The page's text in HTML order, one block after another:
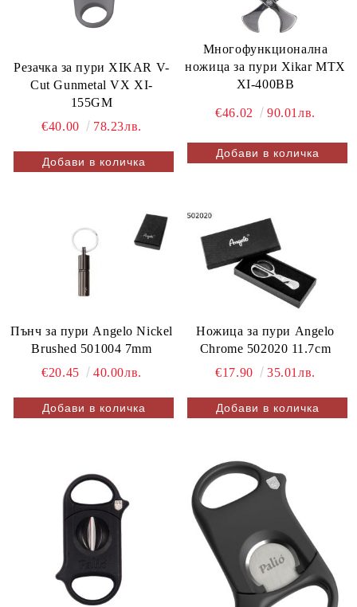
Резачка за пури XIKAR V-
Cut Gunmetal VX XI-
155GM
€40.00
78.23лв.
Многофункционална
ножица за пури Xikar MTX
XI-400BB
€46.02 90.01лв.
Пънч за пури Angelo Nickel
Brushed 501004 7mm
€20.45
40.00лв.
Ножица за пури Angelo
Chrome 502020 11.7cm
€17.90
35.01лв.